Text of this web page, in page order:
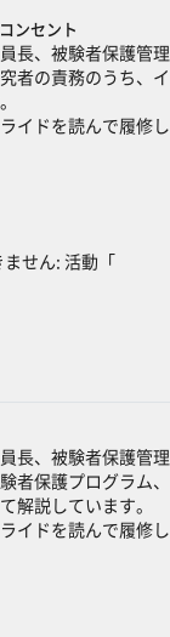
ンセント
長、被験者保護管理
者の責務のうち、イ
イドを読んで履修し
せん: 活動「
長、被験者保護管理
者保護プログラム、
解説しています。
イドを読んで履修し